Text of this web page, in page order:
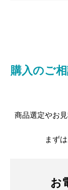
購入のご
商品選定やお
まず
お